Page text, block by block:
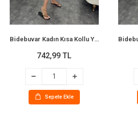
Bidebuvar Kadın Kısa Kollu Yırtmaç Detaylı Salaş Viskon Elbise
742,99 TL
Sepete Ekle